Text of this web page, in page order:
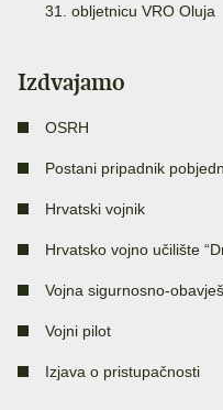
31. obljetnicu VRO Oluja
Izdvajamo
OSRH
Postani pripadnik
Hrvatski vojnik
Hrvatsko vojno učilište
Vojna sigurnosno-
Vojni pilot
Izjava o pristupačnosti